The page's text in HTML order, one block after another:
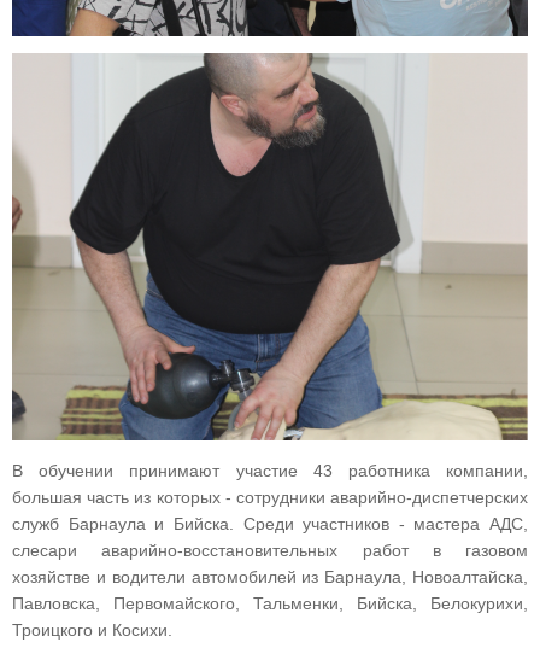
В обучении принимают участие 43 работника компании,
большая часть из которых - сотрудники аварийно-диспетчерских
служб Барнаула и Бийска. Среди участников - мастера АДС,
слесари аварийно-восстановительных работ в газовом
хозяйстве и водители автомобилей из Барнаула, Новоалтайска,
Павловска, Первомайского, Тальменки, Бийска, Белокурихи,
Троицкого и Косихи.